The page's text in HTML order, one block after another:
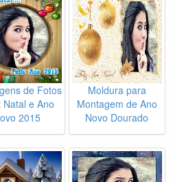
de Fotos
Natal e Ano
2015
Moldura para
Montagem de Ano
Novo Dourado